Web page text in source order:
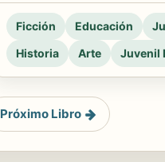
Ficción Educación
Historia
Arte Juvenil
Próximo Libro